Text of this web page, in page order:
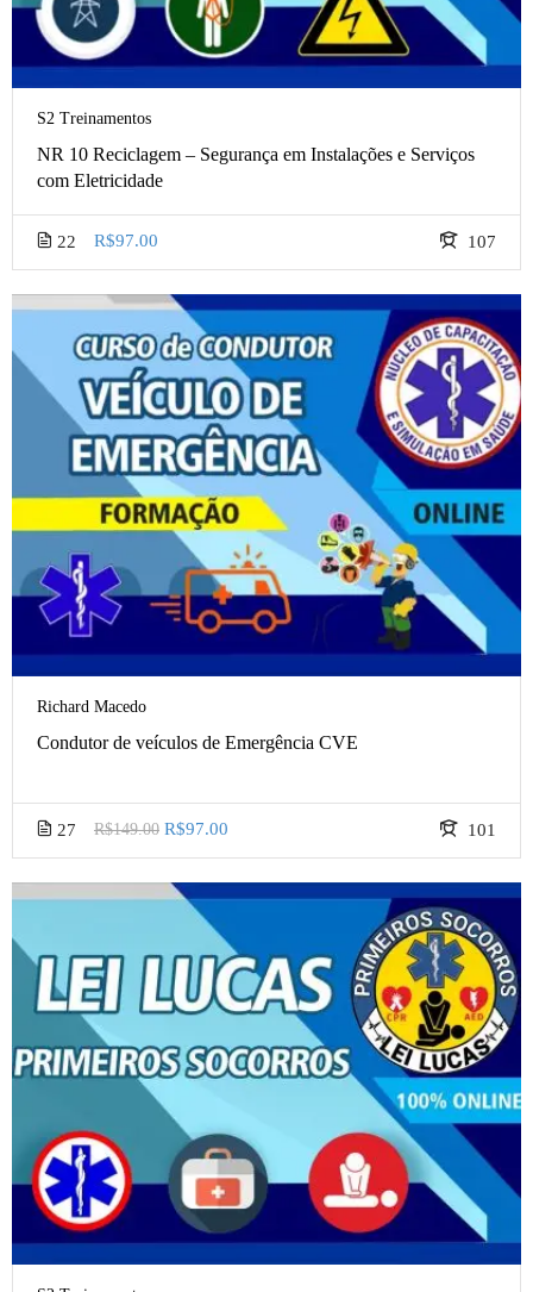
S2 Treinamentos
NR 10 Reciclagem – Segurança em Instalações e Serviços
com Eletricidade
22 107
R$97.00
Richard Macedo
Condutor de veículos de Emergência CVE
27 101
R$149.00 R$97.00